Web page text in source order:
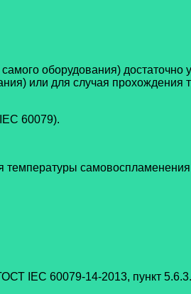
оборудования) достаточно
или для случая прохождения
60079).
температуры
IEC 60079-14-2013, пункт 5.6.3.